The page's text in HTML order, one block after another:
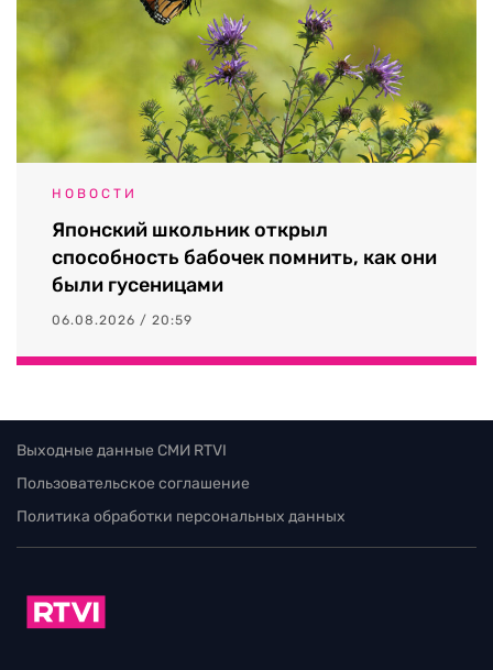
НОВОСТИ
Японский школьник открыл
способность бабочек помнить, как они
были гусеницами
06.08.2026 / 20:59
Выходные данные СМИ RTVI
Пользовательское соглашение
Политика обработки персональных данных